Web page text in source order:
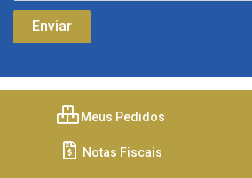
Meus Pedidos
Notas Fiscais